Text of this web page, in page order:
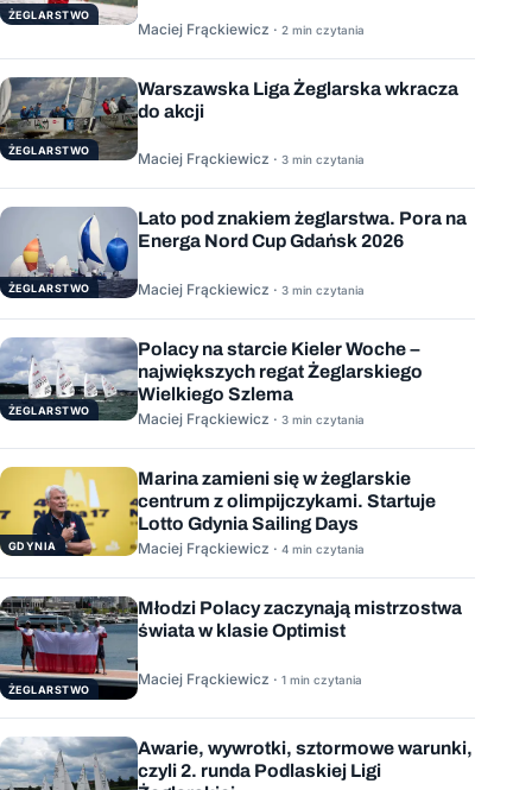
ŻEGLARSTWO
Maciej Frąckiewicz · 2 min czytania
ŻEGLARSTWO
Warszawska Liga Żeglarska wkracza
do akcji
Maciej Frąckiewicz · 3 min czytania
ŻEGLARSTWO
Lato pod znakiem żeglarstwa. Pora na
Energa Nord Cup Gdańsk 2026
Maciej Frąckiewicz · 3 min czytania
ŻEGLARSTWO
Polacy na starcie Kieler Woche –
największych regat Żeglarskiego
Wielkiego Szlema
Maciej Frąckiewicz · 3 min czytania
GDYNIA
Marina zamieni się w żeglarskie
centrum z olimpijczykami. Startuje
Lotto Gdynia Sailing Days
Maciej Frąckiewicz · 4 min czytania
ŻEGLARSTWO
Młodzi Polacy zaczynają mistrzostwa
świata w klasie Optimist
Maciej Frąckiewicz · 1 min czytania
Awarie, wywrotki, sztormowe warunki,
czyli 2. runda Podlaskiej Ligi